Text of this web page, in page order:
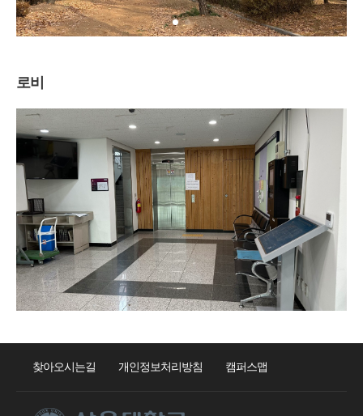
로비
찾아오시는길 개인정보처리방침 캠퍼스맵